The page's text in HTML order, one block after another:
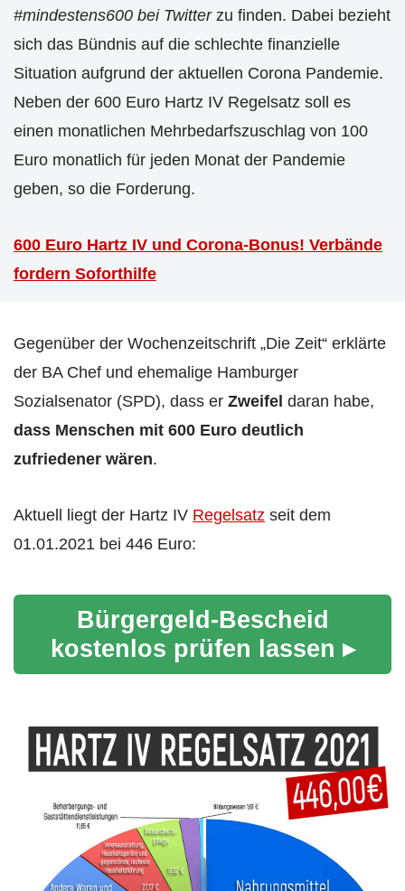
#mindestens600 bei Twitterzu finden. Dabei bezieht
sich das Bündnis auf die schlechte finanzielle
Situation aufgrund der aktuellen Corona Pandemie.
Neben der 600 Euro Hartz IV Regelsatz soll es
einen monatlichen Mehrbedarfszuschlag von 100
Euro monatlich für jeden Monat der Pandemie
geben, so die Forderung.
600 Euro Hartz IV und Corona-Bonus! Verbände
fordern Soforthilfe
Gegenüber der Wochenzeitschrift „Die Zeit“ erklärte
der BA Chef und ehemalige Hamburger
Sozialsenator (SPD), dass er Zweifel daran habe,
dass Menschen mit 600 Euro deutlich
zufriedener wären.
Aktuell liegt der Hartz IV Regelsatz seit dem
01.01.2021 bei 446 Euro:
Bürgergeld-Bescheid
kostenlos prüfen lassen ▸